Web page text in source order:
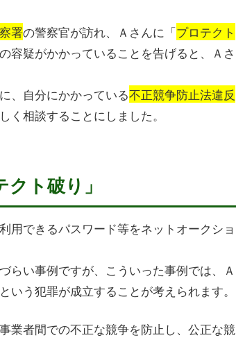
署の警察官が訪れ、Ａさんに「プロテクト
の容疑がかかっていることを告げると、Ａさ
に、自分にかかっている不正競争防止法違反
く相談することにしました。
ト破り」
用できるパスワード等をネットオークショ
らい事例ですが、こういった事例では、Ａ
という犯罪が成立することが考えられます。
業者間での不正な競争を防止し、公正な競